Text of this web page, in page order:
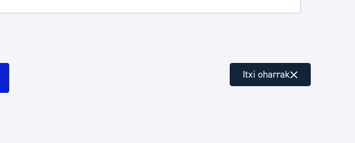
Gune publikoa, hondakinak eta ingurumena
Itxi oharrak